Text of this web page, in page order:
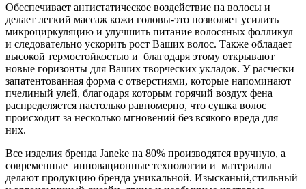
Обеспечивает антистатическое воздействие на волосы и
делает легкий массаж кожи головы-это позволяет усилить
микроциркуляцию и улучшить питание волосяных фолликул
и следовательно ускорить рост Ваших волос. Также обладает
высокой термостойкостью и благодаря этому открывают
новые горизонты для Ваших творческих укладок. У расчески
запатентованная форма с отверстиями, которые напоминают
пчелиный улей, благодаря которым горячий воздух фена
распределяется настолько равномерно, что сушка волос
происходит за несколько мгновений без всякого вреда для
них.
Все изделия бренда Janeke на 80% производятся вручную, а
современные инновационные технологии и материалы
делают продукцию бренда уникальной. Изысканый,стильный